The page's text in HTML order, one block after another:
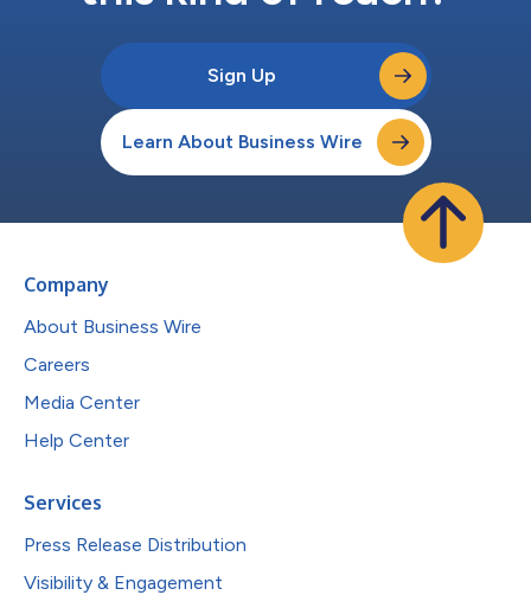
Sign Up
Learn About Business Wire
Company
About Business Wire
Careers
Media Center
Help Center
Services
Press Release Distribution
Visibility & Engagement